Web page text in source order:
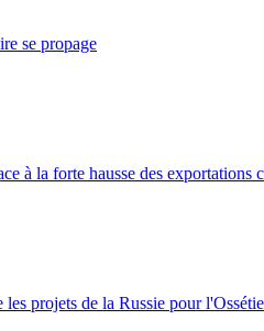
se propage
à la forte hausse des exportations
projets de la Russie pour